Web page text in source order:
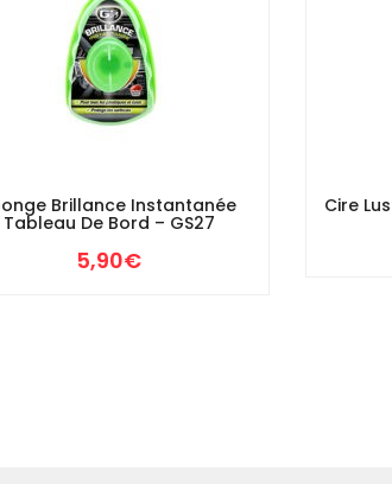
Brillance Instantanée
Tableau De Bord – GS27
5,90€
Cire